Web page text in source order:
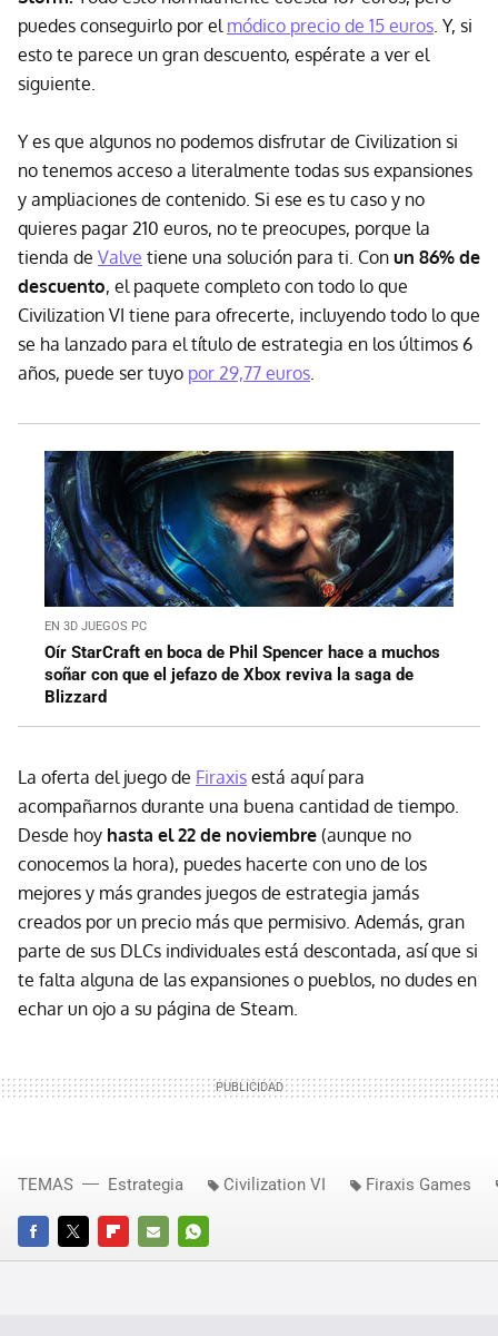
puedes conseguirlo por el módico precio de 15 euros . Y, si
esto te parece un gran descuento, espérate a ver el
siguiente.
Y es que algunos no podemos disfrutar de Civilization si
no tenemos acceso a literalmente todas sus expansiones
y ampliaciones de contenido. Si ese es tu caso y no
quieres pagar 210 euros, no te preocupes, porque la
tienda de Valve tiene una solución para ti. Con un 86% de
descuento, el paquete completo con todo lo que
Civilization VI tiene para ofrecerte, incluyendo todo lo que
se ha lanzado para el título de estrategia en los últimos 6
años, puede ser tuyo por 29,77 euros
EN 3D JUEGOS PC
Oír StarCraft en boca de Phil Spencer hace a muchos
soñar con que el jefazo de Xbox reviva la saga de
Blizzard
La oferta del juego de Firaxis está aquí para
acompañarnos durante una buena cantidad de tiempo.
Desde hoy hasta el 22 de noviembre (aunque no
conocemos la hora), puedes hacerte con uno de los
mejores y más grandes juegos de estrategia jamás
creados por un precio más que permisivo. Además, gran
parte de sus DLCs individuales está descontada, así que si
te falta alguna de las expansiones o pueblos, no dudes en
echar un ojo a su página de Steam.
FACEBOOKTWITTERFLIPBOARD
E-
WHATSAPP
TEMAS Estrategia Civilization VI Firaxis Games